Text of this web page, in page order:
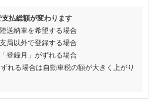
支払総額が変わります
送納車を希望する場合
局以外で登録する場合
登録月」がずれる場合
れる場合は自動車税の額が大きく上がり